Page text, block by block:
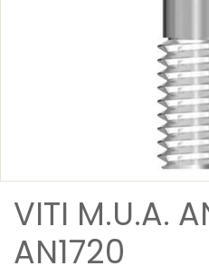
VITI M.U.A.
AN1720